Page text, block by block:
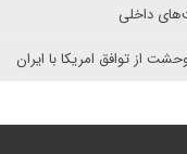
داخلی
از توافق امریکا با ایران